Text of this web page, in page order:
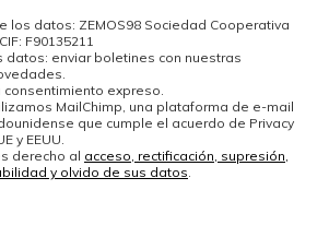
los datos: ZEMOS98 Sociedad Cooperativa
F90135211
datos: enviar boletines con nuestras
expreso.
MailChimp, una plataforma de e-mail
que cumple el acuerdo de Privacy
y EEUU.
derecho al acceso, rectificación, supresión,
y olvido de sus datos